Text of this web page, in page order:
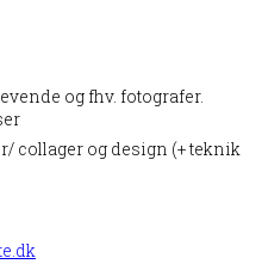
og fhv. fotografer.
collager og design (+ teknik